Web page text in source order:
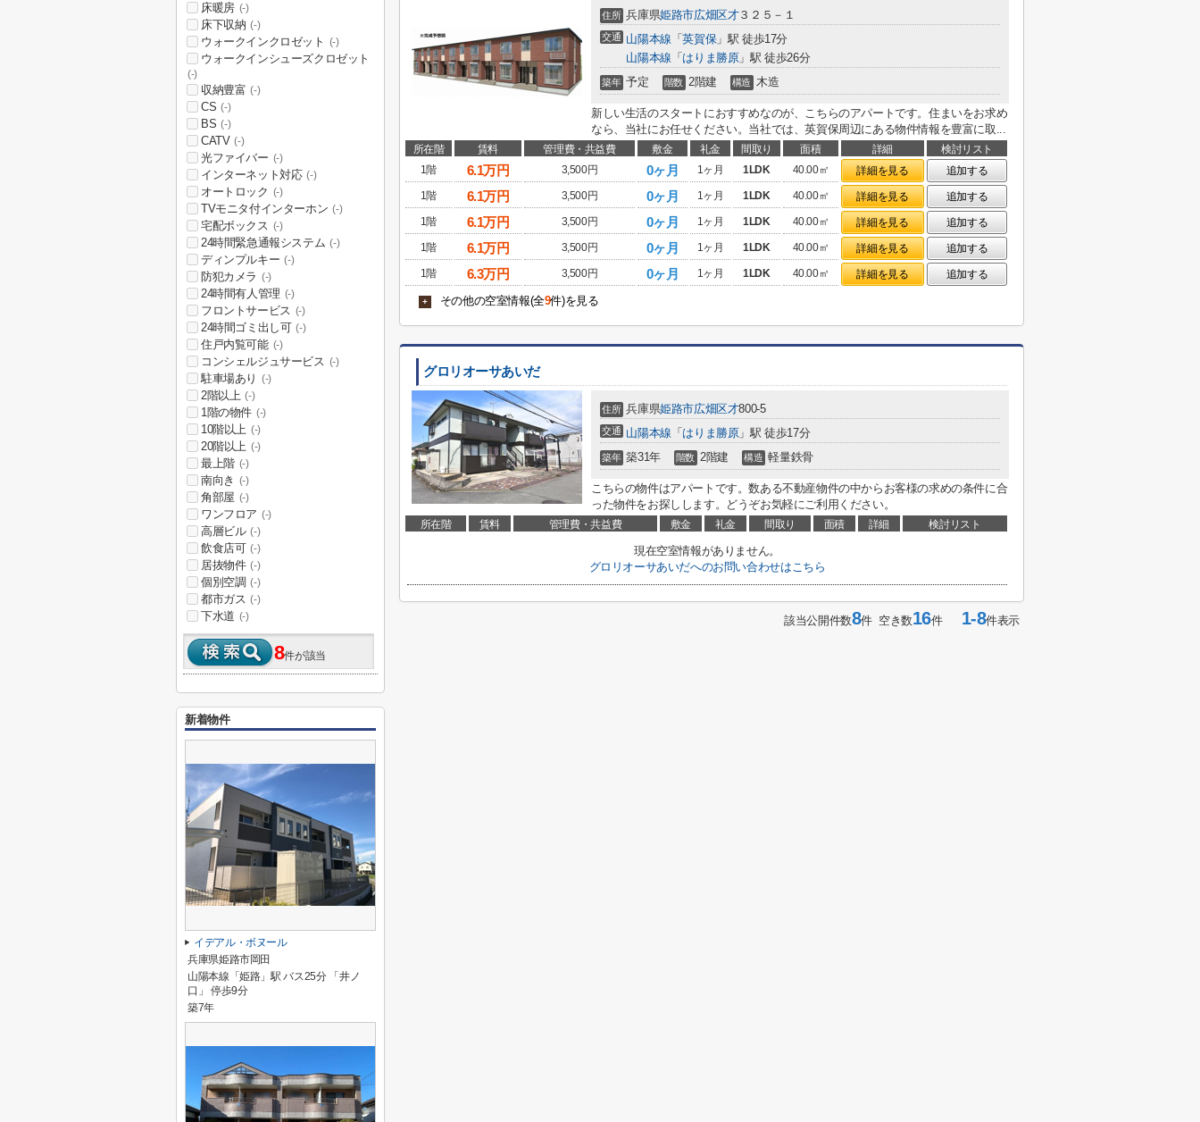
住所 兵庫県姫路市広畑区才３２５－１
交通 山陽本線 「英賀保」駅 徒歩17分
山陽本線 「 はりま勝原」駅 徒歩26分
築年 予定 階数 2階建 構造 木造
新しい生活のスタートにおすすめなのが、こちらのアパートです。住まいをお求め
なら、当社にお任せください。当社では、英賀保周辺にある物件情報を豊富に取...
所在階 賃料 管理費・共益費 敷金 礼金 間取り 面積 詳細
検討リスト
1階
6.1万円 3,500円 0ヶ月 1ヶ月 1LDK 40.00㎡ 詳細を見る
追加する
1階
6.1万円 3,500円 0ヶ月 1ヶ月 1LDK 40.00㎡ 詳細を見る
追加する
1階
6.1万円 3,500円 0ヶ月 1ヶ月 1LDK 40.00㎡ 詳細を見る
追加する
1階
6.1万円 3,500円 0ヶ月 1ヶ月 1LDK 40.00㎡ 詳細を見る
追加する
1階
6.3万円 3,500円 0ヶ月 1ヶ月 1LDK 40.00㎡ 詳細を見る 追加する
+ その他の空室情報(全9件)を見る
グロリオーサあいだ
住所 兵庫県姫路市広畑区才800-5
交通 山陽本線 「 はりま勝原」駅 徒歩17分
築年 築31年 階数 2階建 構造 軽量鉄骨
こちらの物件はアパートです。数ある不動産物件の中からお客様の求めの条件に合
った物件をお探しします。どうぞお気軽にご利用ください。
所在階 賃料 管理費・共益費 敷金 礼金 間取り 面積 詳細 検討リスト
現在空室情報がありません。
グロリオーサあいだへのお問い合わせはこちら
該当公開件数8件 空き数16件1-8件表示
床暖房 (-)
床下収納 (-)
ウォークインクロゼット (-)
ウォークインシューズクロゼット
(-)
収納豊富 (-)
CS (-)
BS (-)
CATV (-)
光ファイバー (-)
インターネット対応 (-)
オートロック (-)
TVモニタ付インターホン (-)
宅配ボックス (-)
24時間緊急通報システム (-)
ディンプルキー (-)
防犯カメラ (-)
24時間有人管理 (-)
フロントサービス (-)
24時間ゴミ出し可 (-)
住戸内覧可能 (-)
コンシェルジュサービス (-)
駐車場あり (-)
2階以上 (-)
1階の物件 (-)
10階以上 (-)
20階以上 (-)
最上階 (-)
南向き (-)
角部屋 (-)
ワンフロア (-)
高層ビル (-)
飲食店可 (-)
居抜物件 (-)
個別空調 (-)
都市ガス (-)
下水道 (-)
8件が該当
新着物件
イデアル・ボヌール
兵庫県姫路市岡田
山陽本線「姫路」駅 バス25分 「井ノ
口」 停歩9分
築7年